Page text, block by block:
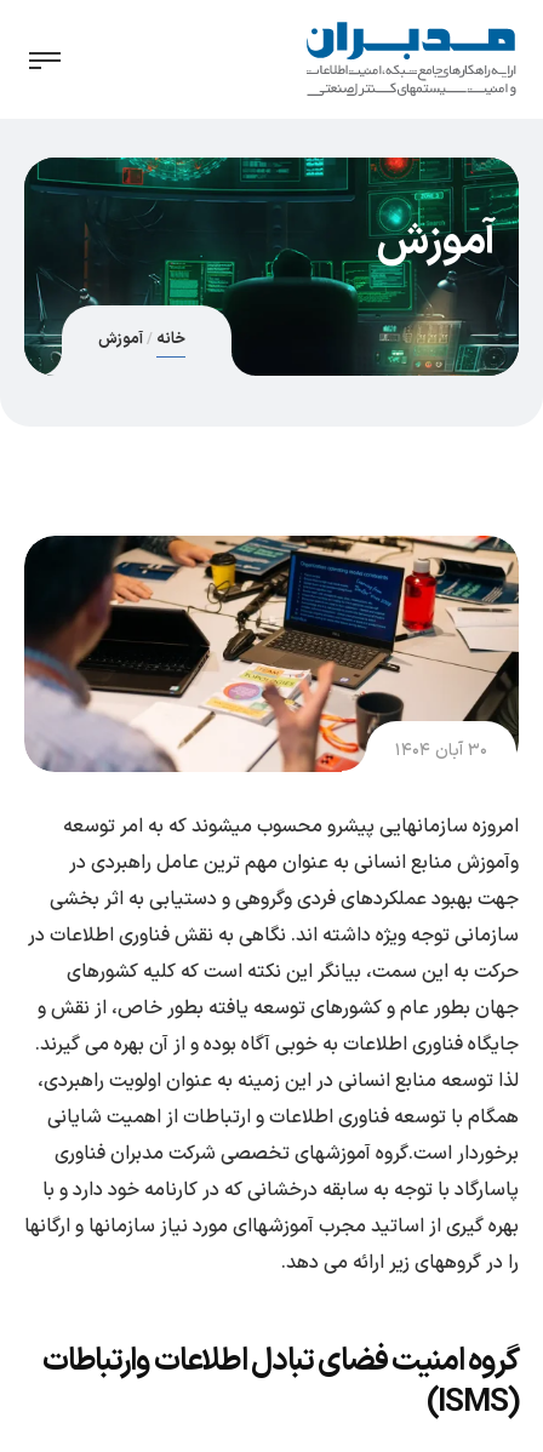
آموزش
خانه آموزش
۳۰ آبان ۱۴۰۴
امروزه سازمانهایی پیشرو محسوب میشوند که به امر توسعه
وآموزش منابع انسانی به عنوان مهم ترین عامل راهبردی در
جهت بهبود عملکردهای فردی وگروهی و دستیابی به اثر بخشی
سازمانی توجه ویژه داشته اند. نگاهی به نقش فناوری اطلاعات در
حرکت به این سمت، بیانگر این نکته است که کلیه کشورهای
جهان بطور عام و کشورهای توسعه یافته بطور خاص، از نقش و
جایگاه فناوری اطلاعات به خوبی آگاه بوده و از آن بهره می گیرند.
لذا توسعه منابع انسانی در این زمینه به عنوان اولویت راهبردی،
همگام با توسعه فناوری اطلاعات و ارتباطات از اهمیت شایانی
برخوردار است.گروه آموزشهای تخصصی شرکت مدبران فناوری
پاسارگاد با توجه به سابقه درخشانی که در کارنامه خود دارد و با
بهره گیری از اساتید مجرب آموزشهاای مورد نیاز سازمانها و ارگانها
را در گروههای زیر ارائه می دهد.
گروه امنیت فضای تبادل اطلاعات وارتباطات
(ISMS)